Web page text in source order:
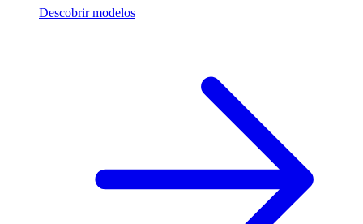
Descobrir modelos